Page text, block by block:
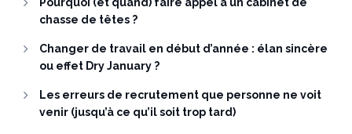
chasse de têtes ?
Changer de travail en début d’année : élan sincère
ou effet Dry January ?
Les erreurs de recrutement que personne ne voit
venir (jusqu’à ce qu’il soit trop tard)